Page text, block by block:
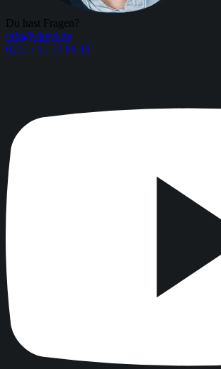
Du hast Fragen?
info@akeyi.de
0251 / 91 79 86 10